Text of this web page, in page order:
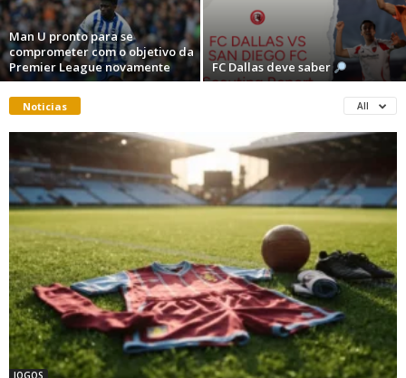
Man U pronto para se
comprometer com o objetivo da
Premier League novamente
FC Dallas deve saber
Noticias All
JOGOS